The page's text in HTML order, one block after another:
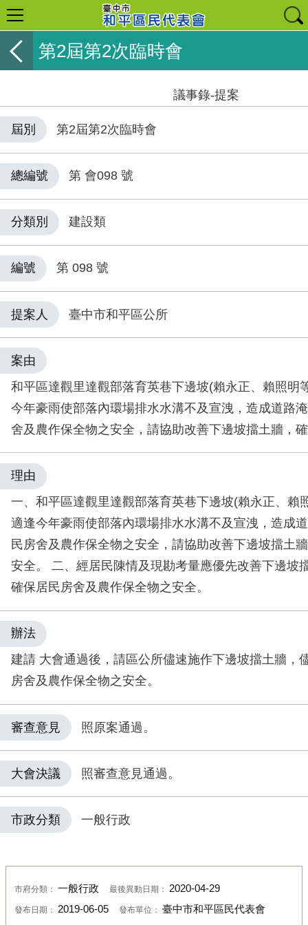
第2屆第2次臨時會
議事錄-提案
屆別 第2屆第2次臨時會
總編號 第 會098 號
分類別 建設類
編號 第 098 號
提案人 臺中市和平區公所
案由
和平區達觀里達觀部落育英巷下邊坡(賴永正、賴照明
今年豪雨使部落內環場排水水溝不及宣洩，造成道路
舍及農作保全物之安全，請協助改善下邊坡擋土牆，
理由
一、和平區達觀里達觀部落育英巷下邊坡(賴永正、賴
適逢今年豪雨使部落內環場排水水溝不及宣洩，造成
民房舍及農作保全物之安全，請協助改善下邊坡擋土
安全。 二、經居民陳情及現勘考量應優先改善下邊坡
確保居民房舍及農作保全物之安全。
辦法
建請 大會通過後，請區公所儘速施作下邊坡擋土牆，
房舍及農作保全物之安全。
審查意見 照原案通過。
大會決議 照審查意見通過。
市政分類 一般行政
市府分類： 一般行政 最後異動日期： 2020-04-29
發布日期： 2019-06-05 發布單位： 臺中市和平區民代表會